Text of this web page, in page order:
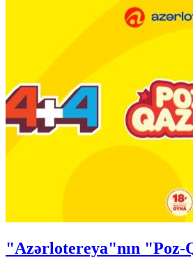
"Azərlotereya"nın "Poz-